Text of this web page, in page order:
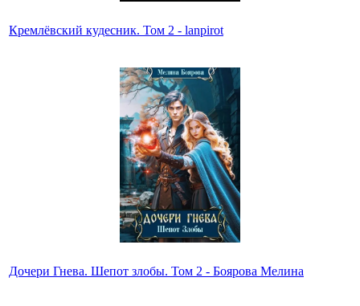
Кремлёвский кудесник. Том 2 - lanpirot
Дочери Гнева. Шепот злобы. Том 2 - Боярова Мелина